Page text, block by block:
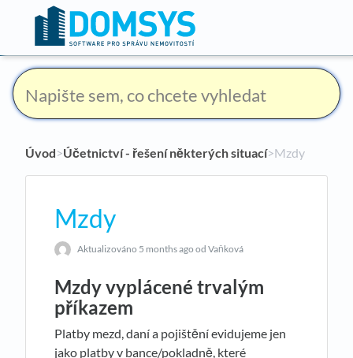
Úvod​>​Účetnictví - řešení některých situací​>​ Mzdy
Mzdy
Aktualizováno 5 months ago od Vaňková
Mzdy vyplácené trvalým
příkazem
Platby mezd, daní a pojištění evidujeme jen
jako platby v bance/pokladně, které